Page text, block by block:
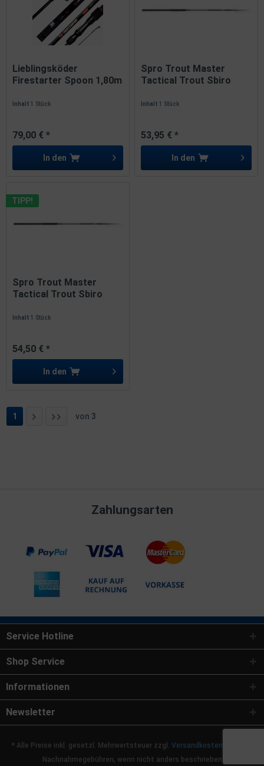
Lieblingsköder
Firestarter Spoon 1,80m
Inhalt1 Stück
79,00 € *
In den
Spro Trout Master
Tactical Trout Sbiro
Inhalt1 Stück
53,95 € *
In den
TIPP!
Spro Trout Master
Tactical Trout Sbiro
Inhalt1 Stück
54,50 € *
In den
1 von 3
Zahlungsarten
Service Hotline
Shop Service
Informationen
Newsletter
* Alle Preise inkl. gesetzl. Mehrwertsteuer zzgl. Versandkosten
Nachnahmegebühren, wenn nicht anders beschrieben